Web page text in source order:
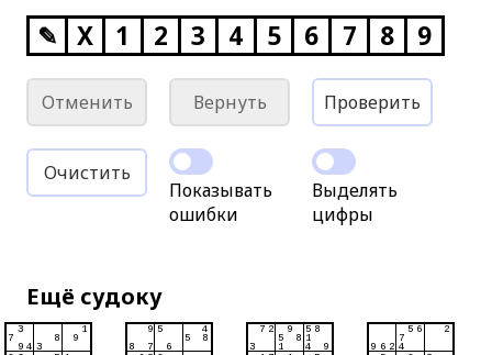
✎ X 1 2 3 4 5 6 7 8 9
Отменить Вернуть Проверить
Очистить
Показывать
ошибки
Выделять
цифры
Ещё судоку